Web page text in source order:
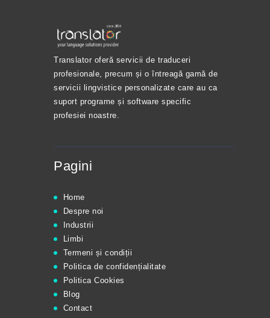
Translator oferă servicii de traduceri
profesionale, precum și o întreagă gamă de
servicii lingvistice personalizate care au ca
suport programe și software specific
profesiei noastre.
Pagini
Home
Despre noi
Industrii
Limbi
Termeni și condiții
Politica de confidențialitate
Politica Cookies
Blog
Contact